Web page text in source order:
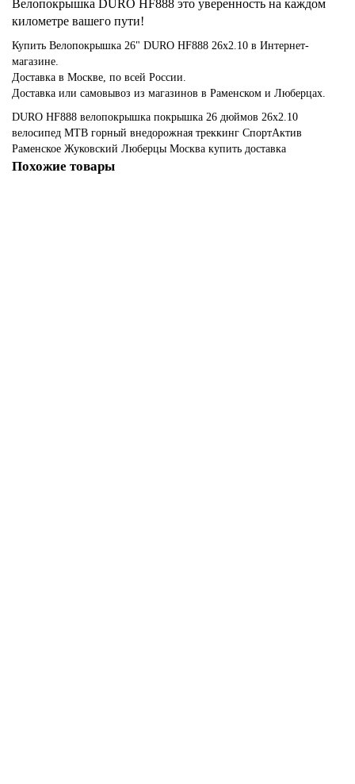
Велопокрышка DURO HF888 это уверенность на каждом
километре вашего пути!
Купить Велопокрышка 26" DURO HF888 26x2.10 в Интернет-
магазине.
Доставка в Москве, по всей России.
Доставка или самовывоз из магазинов в Раменском и Люберцах.
DURO HF888 велопокрышка покрышка 26 дюймов 26x2.10
велосипед MTB горный внедорожная треккинг СпортАктив
Раменское Жуковский Люберцы Москва купить доставка
Похожие товары